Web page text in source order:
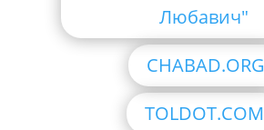
Любавич"
CHABAD.ORG
TOLDOT.COM